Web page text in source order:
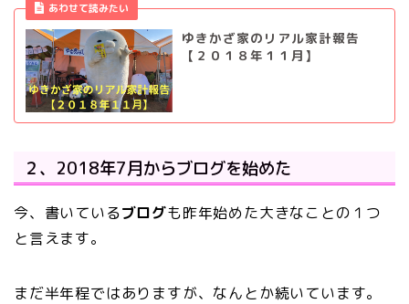
あわせて読みたい
ゆきかざ家のリアル家計報告
【２０１８年１１月】
２、2018年7月からブログを始めた
今、書いているブログも昨年始めた大きなことの１つ
と言えます。
まだ半年程ではありますが、なんとか続いています。